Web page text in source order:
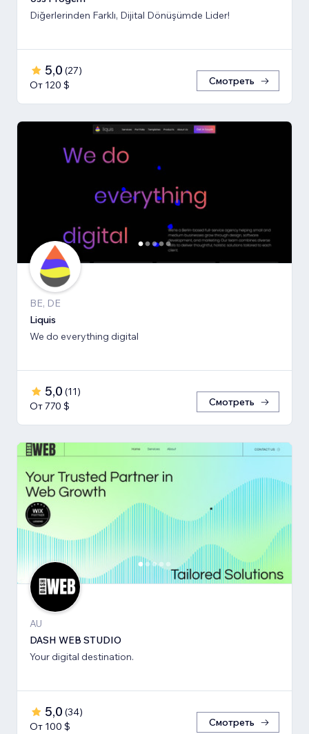
Diğerlerinden Farklı, Dijital Dönüşümde Lider!
5,0 (27)
От 120 $
Смотреть
BE, DE
Liquis
We do everything digital
5,0 (11)
От 770 $
Смотреть
AU
DASH WEB STUDIO
Your digital destination.
5,0 (34)
От 100 $
Смотреть